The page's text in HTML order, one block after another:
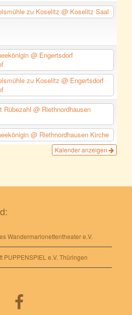
zu Koselitz @ Koselitz Saal
@ Engertsdorf
zu Koselitz @ Engertsdorf
Rübezahl @ Riethnordhausen
@ Riethnordhausen Kirche
Kalender anzeigen
Wandermarionettentheater e.V.
PUPPENSPIEL e.V. Thüringen